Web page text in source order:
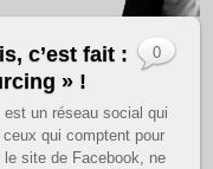
c’est fait :
» !
est un réseau social qui
qui comptent pour
site de Facebook, ne
0